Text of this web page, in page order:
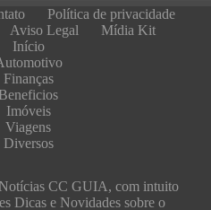
Política de privacidade
Aviso Legal
Mídia Kit
Início
Finanças
Beneficios
Imóveis
Viagens
Diversos
CC GUIA, com intuito
Dicas e Novidades sobre o